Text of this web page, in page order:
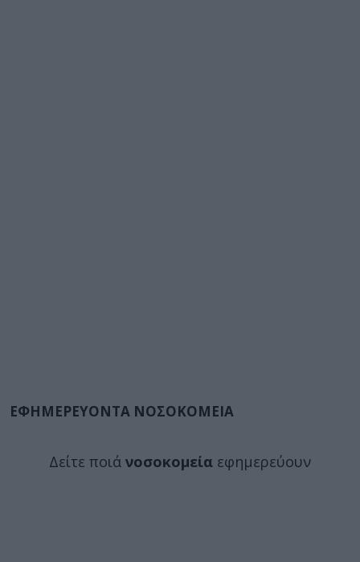
ΕΦΗΜΕΡΕΥΟΝΤΑ ΝΟΣΟΚΟΜΕΙΑ
Δείτε ποιά νοσοκομεία εφημερεύουν